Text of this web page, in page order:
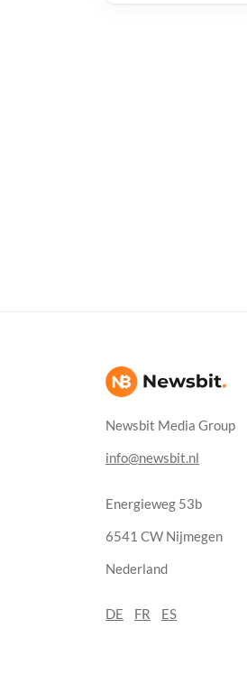
Newsbit Media Group
info@newsbit.nl
Energieweg 53b
6541 CW Nijmegen
Nederland
DE FR ES